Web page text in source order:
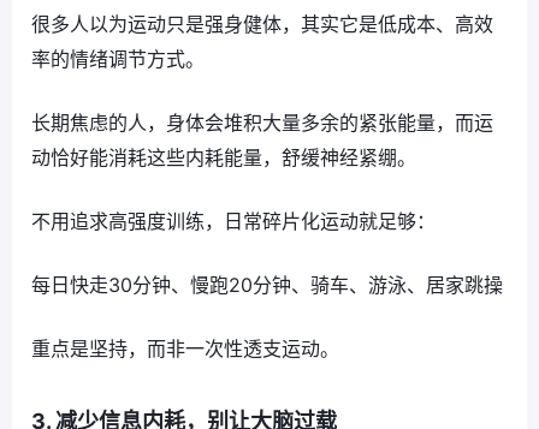
很多人以为运动只是强身健体，其实它是低成本、高效
率的情绪调节方式。
长期焦虑的人，身体会堆积大量多余的紧张能量，而运
动恰好能消耗这些内耗能量，舒缓神经紧绷。
不用追求高强度训练，日常碎片化运动就足够：
每日快走30分钟、慢跑20分钟、骑车、游泳、居家跳操
重点是坚持，而非一次性透支运动。
3. 减少信息内耗，别让大脑过载